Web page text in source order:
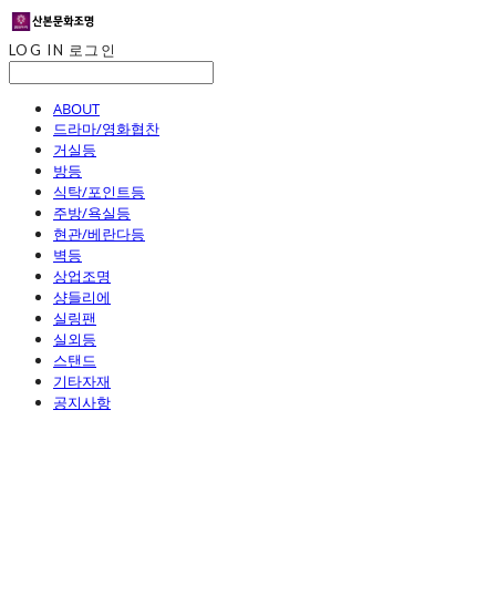
LOG IN 로그인
ABOUT
드라마/영화협찬
거실등
방등
식탁/포인트등
주방/욕실등
현관/베란다등
벽등
상업조명
샹들리에
실링팬
실외등
스탠드
기타자재
공지사항